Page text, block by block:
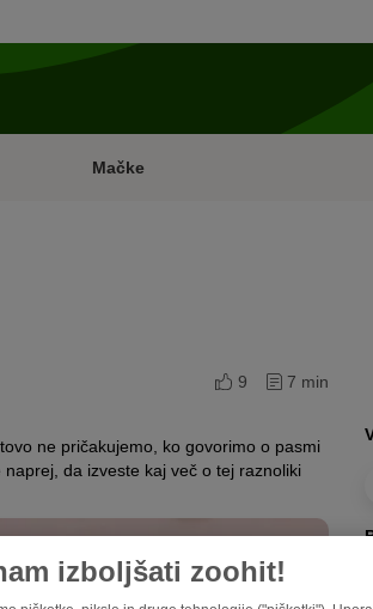
Mačke
9
7 min
ne pričakujemo, ko govorimo o pasmi
da izveste kaj več o tej raznoliki
izboljšati zoohit!